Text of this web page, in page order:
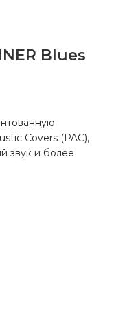
Blues
Covers (PAC),
звук и более